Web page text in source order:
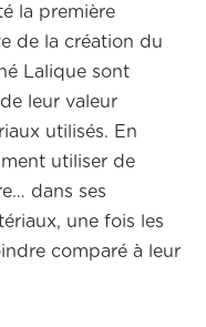
la première
de la création du
Lalique sont
leur valeur
utilisés. En
utiliser de
dans ses
une fois les
comparé à leur